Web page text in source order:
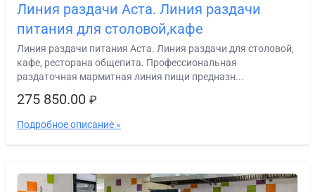
Линия раздачи Аста. Линия раздачи
питания для столовой,кафе
Линия раздачи питания Аста. Линия раздачи для столовой,
кафе, ресторана общепита. Профессиональная
раздаточная мармитная линия пищи предназн...
275 850.00 ₽
Подробное описание »